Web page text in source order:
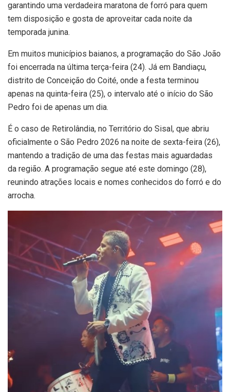
garantindo uma verdadeira maratona de forró para quem
tem disposição e gosta de aproveitar cada noite da
temporada junina.
Em muitos municípios baianos, a programação do São João
foi encerrada na última terça-feira (24). Já em Bandiaçu,
distrito de Conceição do Coité, onde a festa terminou
apenas na quinta-feira (25), o intervalo até o início do São
Pedro foi de apenas um dia.
É o caso de Retirolândia, no Território do Sisal, que abriu
oficialmente o São Pedro 2026 na noite de sexta-feira (26),
mantendo a tradição de uma das festas mais aguardadas
da região. A programação segue até este domingo (28),
reunindo atrações locais e nomes conhecidos do forró e do
arrocha.